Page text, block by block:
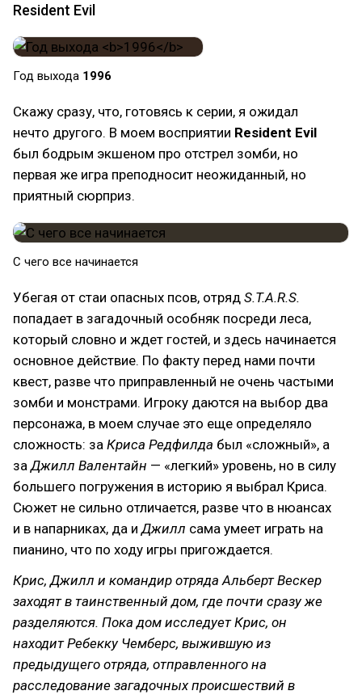
Resident Evil
Год выхода 1996
Скажу сразу, что, готовясь к серии, я ожидал
нечто другого. В моем восприятии Resident Evil
был бодрым экшеном про отстрел зомби, но
первая же игра преподносит неожиданный, но
приятный сюрприз.
С чего все начинается
Убегая от стаи опасных псов, отряд S.T.A.R.S.
попадает в загадочный особняк посреди леса,
который словно и ждет гостей, и здесь начинается
основное действие. По факту перед нами почти
квест, разве что приправленный не очень частыми
зомби и монстрами. Игроку даются на выбор два
персонажа, в моем случае это еще определяло
сложность: за Криса Редфилда был «сложный», а
заДжилл Валентайн — «легкий» уровень, но в силу
большего погружения в историю я выбрал Криса.
Сюжет не сильно отличается, разве что в нюансах
и в напарниках, да иДжилл сама умеет играть на
пианино, что по ходу игры пригождается.
Крис, Джилл и командир отряда Альберт Вескер
заходят в таинственный дом, где почти сразу же
разделяются. Пока дом исследует Крис, он
находит Ребекку Чемберс, выжившую из
предыдущего отряда, отправленного на
расследование загадочных происшествий в